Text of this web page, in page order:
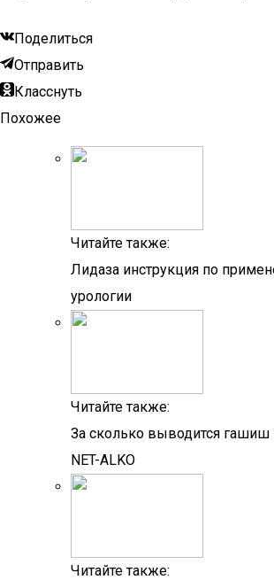
Поделиться
Отправить
Класснуть
Похожее
Читайте также:
Лидаза инструкция по
урологии
Читайте также:
За сколько выводится гашиш
NET-ALKO
Читайте также: